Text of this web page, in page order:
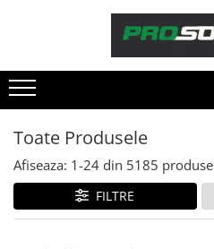
Sonorizare / PA
Procesoare si efecte
Shockmount
Stabilizatoare de tensiune UPS si
Power Conditioner
Toate Produsele
Afiseaza: 1-24 din 5185 produse
FILTRE